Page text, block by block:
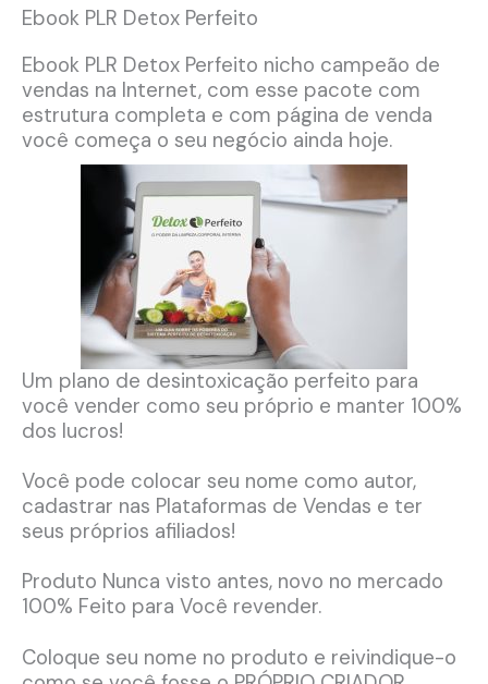
Ebook PLR Detox Perfeito
Ebook PLR Detox Perfeito nicho campeão de
vendas na Internet, com esse pacote com
estrutura completa e com página de venda
você começa o seu negócio ainda hoje.
Um plano de desintoxicação perfeito para
você vender como seu próprio e manter 100%
dos lucros!
Você pode colocar seu nome como autor,
cadastrar nas Plataformas de Vendas e ter
seus próprios afiliados!
Produto Nunca visto antes, novo no mercado
100% Feito para Você revender.
Coloque seu nome no produto e reivindique-o